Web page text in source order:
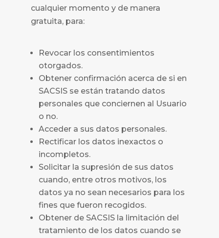
cualquier momento y de manera
gratuita, para:
Revocar los consentimientos
otorgados.
Obtener confirmación acerca de si en
SACSIS se están tratando datos
personales que conciernen al Usuario
o no.
Acceder a sus datos personales.
Rectificar los datos inexactos o
incompletos.
Solicitar la supresión de sus datos
cuando, entre otros motivos, los
datos ya no sean necesarios para los
fines que fueron recogidos.
Obtener de SACSISla limitación del
tratamiento de los datos cuando se